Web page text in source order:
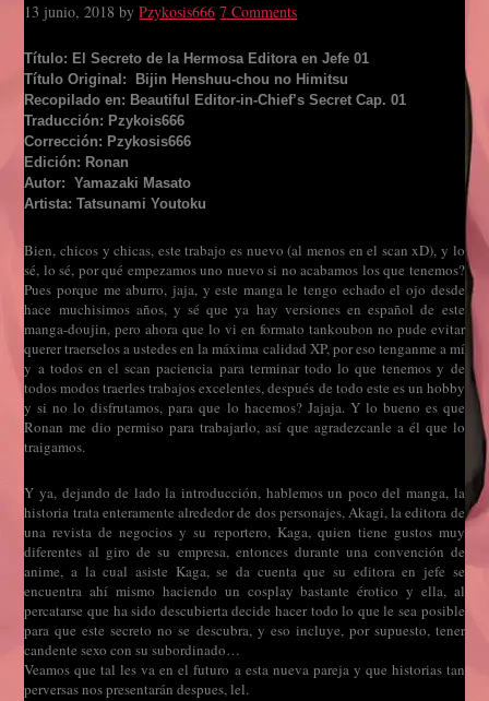
13 junio, 2018 byPzykosis666 7 Comments
Título: El Secreto de la Hermosa Editora en Jefe 01
Título Original: Bijin Henshuu-chou no Himitsu
Recopilado en: Beautiful Editor-in-Chief’s Secret Cap. 01
Traducción: Pzykois666
Corrección: Pzykosis666
Edición: Ronan
Autor: Yamazaki Masato
Artista: Tatsunami Youtoku
Bien, chicos y chicas, este trabajo es nuevo (al menos en el scan xD), y lo
sé, lo sé, por qué empezamos uno nuevo si no acabamos los que tenemos?
Pues porque me aburro, jaja, y este manga le tengo echado el ojo desde
hace muchisimos años, y sé que ya hay versiones en español de este
manga-doujin, pero ahora que lo vi en formato tankoubon no pude evitar
querer traerselos a ustedes en la máxima calidad XP, por eso tenganme a mí
y a todos en el scan paciencia para terminar todo lo que tenemos y de
todos modos traerles trabajos excelentes, después de todo este es un hobby
y si no lo disfrutamos, para que lo hacemos? Jajaja. Y lo bueno es que
Ronan me dio permiso para trabajarlo, así que agradezcanle a él que lo
traigamos.
Y ya, dejando de lado la introducción, hablemos un poco del manga, la
historia trata enteramente alrededor de dos personajes, Akagi, la editora de
una revista de negocios y su reportero, Kaga, quien tiene gustos muy
diferentes al giro de su empresa, entonces durante una convención de
anime, a la cual asiste Kaga, se da cuenta que su editora en jefe se
encuentra ahí mismo haciendo un cosplay bastante érotico y ella, al
percatarse que ha sido descubierta decide hacer todo lo que le sea posible
para que este secreto no se descubra, y eso incluye, por supuesto, tener
candente sexo con su subordinado…
Veamos que tal les va en el futuro a esta nueva pareja y que historias tan
perversas nos presentarán despues, lel.